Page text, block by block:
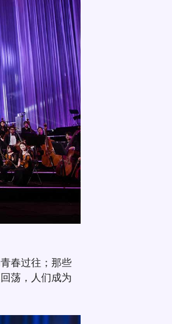
春过往；那些
荡，人们成为